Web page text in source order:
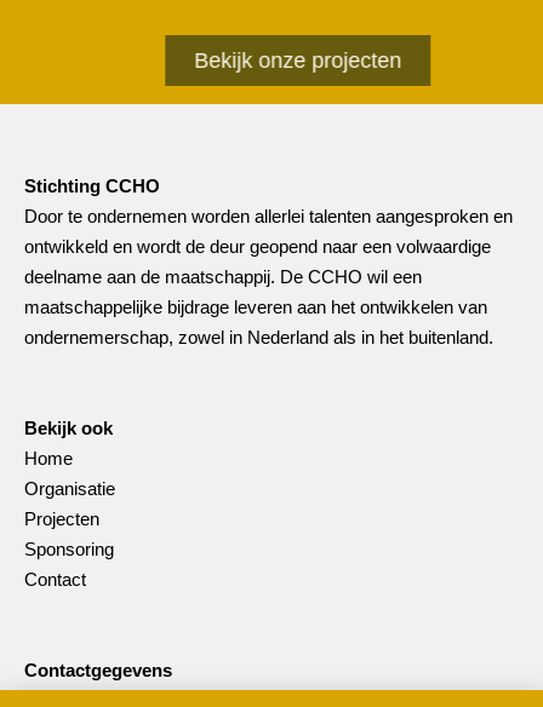
Bekijk onze projecten
Stichting CCHO
Door te ondernemen worden allerlei talenten aangesproken en
ontwikkeld en wordt de deur geopend naar een volwaardige
deelname aan de maatschappij. De CCHO wil een
maatschappelijke bijdrage leveren aan het ontwikkelen van
ondernemerschap, zowel in Nederland als in het buitenland.
Bekijk ook
Home
Organisatie
Projecten
Sponsoring
Contact
Contactgegevens